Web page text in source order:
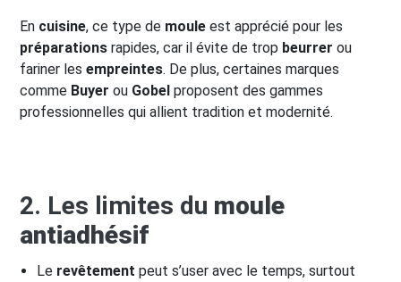
En cuisine, ce type de moule est apprécié pour les
préparations rapides, car il évite de trop beurrer ou
fariner les empreintes. De plus, certaines marques
comme Buyer ou Gobel proposent des gammes
professionnelles qui allient tradition et modernité.
2. Les limites du moule
antiadhésif
Le revêtement peut s’user avec le temps, surtout